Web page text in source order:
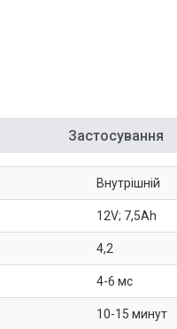
Застосування
Внутрішній
12V; 7,5Ah
4,2
4-6 мс
10-15 минут